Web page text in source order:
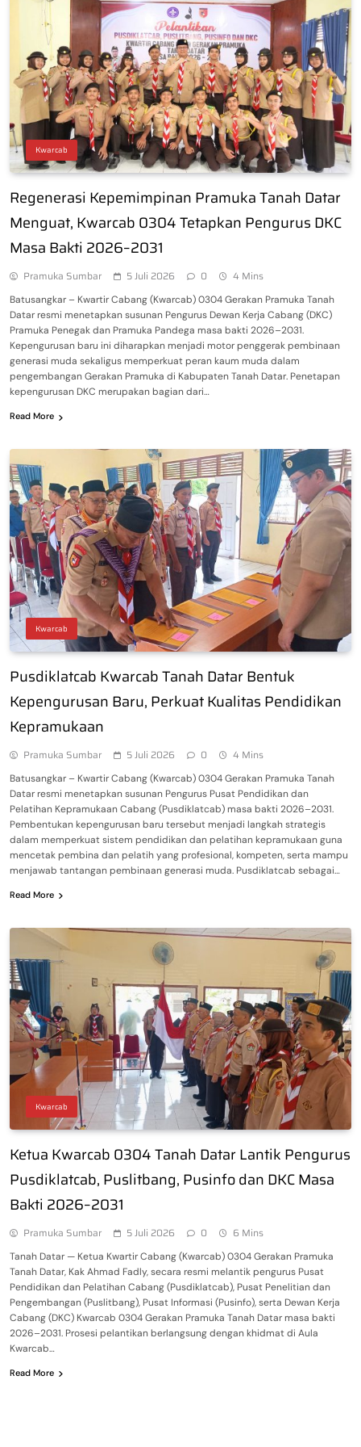
Kwarcab
Regenerasi Kepemimpinan Pramuka Tanah Datar
Menguat, Kwarcab 0304 Tetapkan Pengurus DKC
Masa Bakti 2026–2031
Pramuka Sumbar 5 Juli 2026 0 4 Mins
Batusangkar – Kwartir Cabang (Kwarcab) 0304 Gerakan Pramuka Tanah
Datar resmi menetapkan susunan Pengurus Dewan Kerja Cabang (DKC)
Pramuka Penegak dan Pramuka Pandega masa bakti 2026–2031.
Kepengurusan baru ini diharapkan menjadi motor penggerak pembinaan
generasi muda sekaligus memperkuat peran kaum muda dalam
pengembangan Gerakan Pramuka di Kabupaten Tanah Datar. Penetapan
kepengurusan DKC merupakan bagian dari…
Read More
Kwarcab
Pusdiklatcab Kwarcab Tanah Datar Bentuk
Kepengurusan Baru, Perkuat Kualitas Pendidikan
Kepramukaan
Pramuka Sumbar 5 Juli 2026 0 4 Mins
Batusangkar – Kwartir Cabang (Kwarcab) 0304 Gerakan Pramuka Tanah
Datar resmi menetapkan susunan Pengurus Pusat Pendidikan dan
Pelatihan Kepramukaan Cabang (Pusdiklatcab) masa bakti 2026–2031.
Pembentukan kepengurusan baru tersebut menjadi langkah strategis
dalam memperkuat sistem pendidikan dan pelatihan kepramukaan guna
mencetak pembina dan pelatih yang profesional, kompeten, serta mampu
menjawab tantangan pembinaan generasi muda. Pusdiklatcab sebagai…
Read More
Kwarcab
Ketua Kwarcab 0304 Tanah Datar Lantik Pengurus
Pusdiklatcab, Puslitbang, Pusinfo dan DKC Masa
Bakti 2026–2031
Pramuka Sumbar 5 Juli 2026 0 6 Mins
Tanah Datar — Ketua Kwartir Cabang (Kwarcab) 0304 Gerakan Pramuka
Tanah Datar, Kak Ahmad Fadly, secara resmi melantik pengurus Pusat
Pendidikan dan Pelatihan Cabang (Pusdiklatcab), Pusat Penelitian dan
Pengembangan (Puslitbang), Pusat Informasi (Pusinfo), serta Dewan Kerja
Cabang (DKC) Kwarcab 0304 Gerakan Pramuka Tanah Datar masa bakti
2026–2031. Prosesi pelantikan berlangsung dengan khidmat di Aula
Kwarcab…
Read More